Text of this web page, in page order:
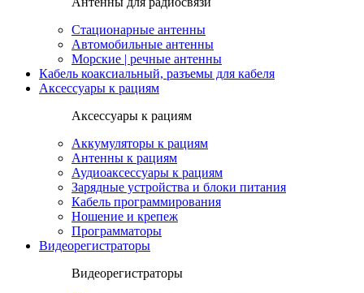
Стационарные антенны
Автомобильные антенны
Морские | речные антенны
Кабель коаксиальный, разъемы для кабеля
Аксессуары к рациям
Аксессуары к рациям
Аккумуляторы к рациям
Антенны к рациям
Аудиоаксессуары к рациям
Зарядные устройства и блоки питания
Кабель программирования
Ношение и крепеж
Программаторы
Видеорегистраторы
Видеорегистраторы